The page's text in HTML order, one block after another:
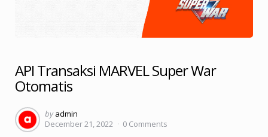
API Transaksi MARVEL Super War
Otomatis
Posted
by
by admin
December 21, 2022
0 Comments